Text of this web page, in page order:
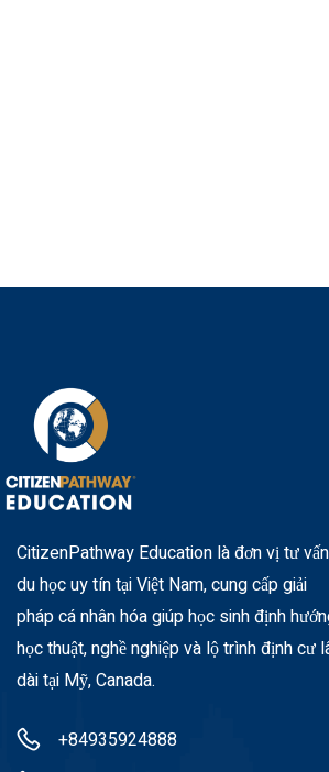
CitizenPathway Education là đơn vị tư vấn
du học uy tín tại Việt Nam, cung cấp giải
pháp cá nhân hóa giúp học sinh định
học thuật, nghề nghiệp và lộ trình định cư
dài tại Mỹ, Canada.
+84935924888